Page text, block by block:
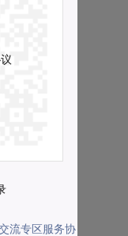
流专区服务协